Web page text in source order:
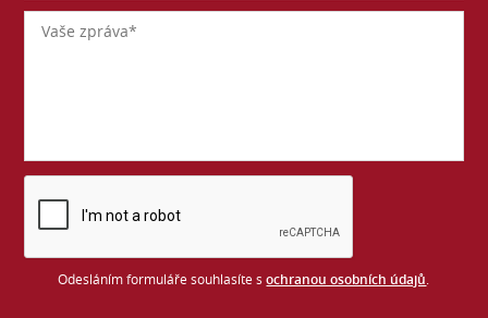
Odesláním formuláře souhlasíte sochranou osobních údajů